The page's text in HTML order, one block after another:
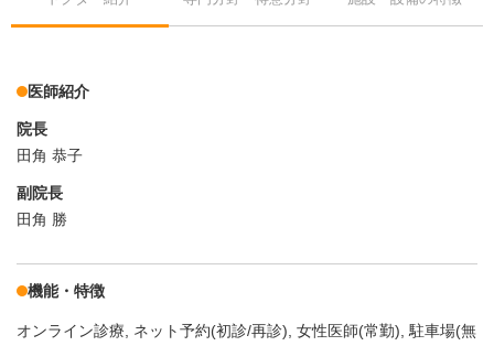
医師紹介
院長
田角 恭子
副院長
田角 勝
機能・特徴
オンライン診療 ネット予約(初診/再診) 女性医師(常勤) 駐車場(無